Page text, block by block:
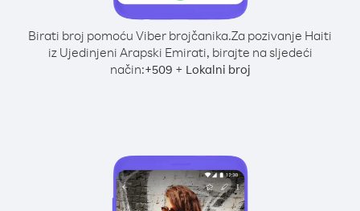
Birati broj pomoću Viber brojčanika.Za pozivanje Haiti
iz Ujedinjeni Arapski Emirati, birajte na sljedeći
način:+509 + Lokalni broj